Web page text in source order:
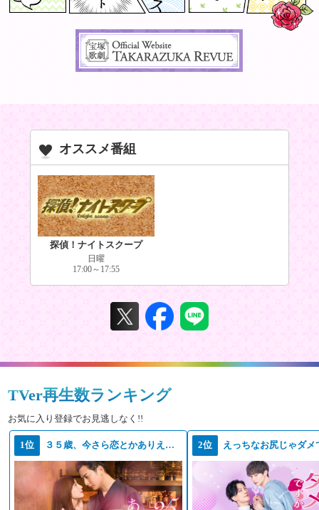
オススメ番組
探偵！ナイトスクープ
日曜
17:00～17:55
TVer再生数ランキング
お気に入り登録でお見逃しなく!!
1位 ３５歳、今さら恋とかありえない 2位 えっちなお尻じゃダメ